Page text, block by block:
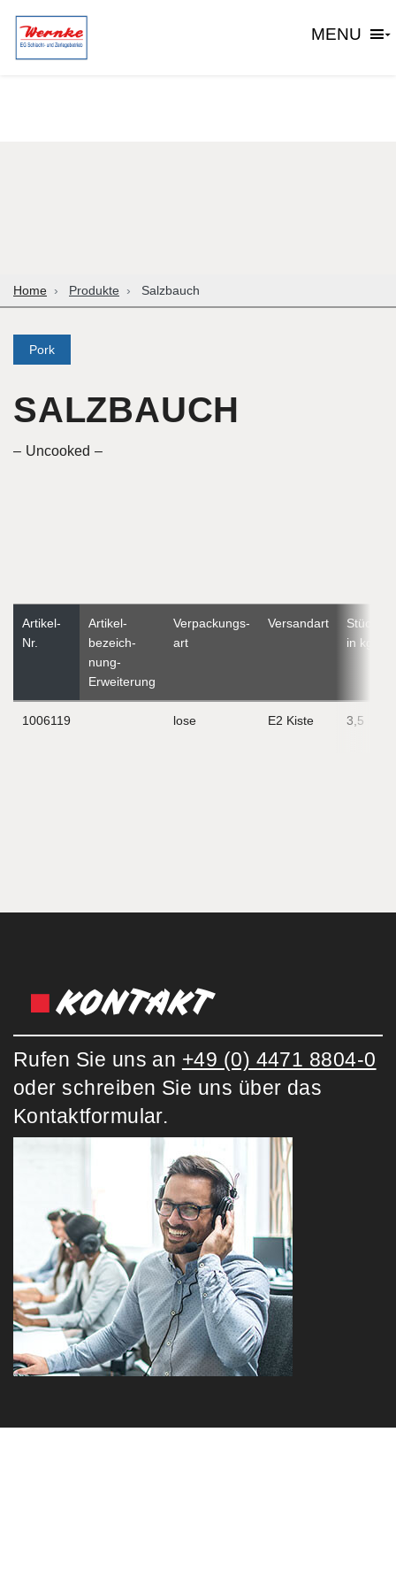
MENU
Home Produkte Salzbauch
Pork
SALZBAUCH
Uncooked
Artikel-
Nr.
Artikel­
bezeich­
nung-
Erweiterung
Verpackungs­
art
Versandart
in kg
1006119 lose E2 Kiste 3,5
KONTAKT
Rufen Sie uns an +49 (0) 4471 8804-0
oder schreiben Sie uns über das
Kontaktformular.